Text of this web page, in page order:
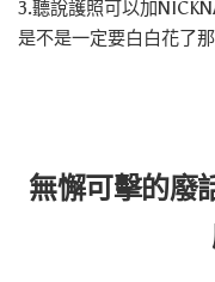
3.聽說護照可以加
是不是一定要白白花了
無懈可擊的廢